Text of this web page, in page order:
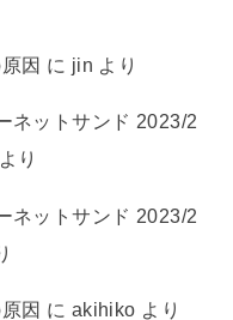
因 に jin より
ネットサンド 2023/2
より
ネットサンド 2023/2
因 に akihiko より